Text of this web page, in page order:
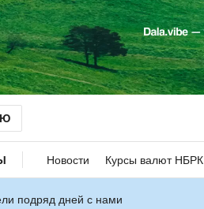
Новости Курсы валют НБРК
подряд дней с нами